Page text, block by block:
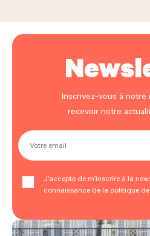
Inscrivez-vous à
recevoir notre
Votre email
J’accepte de m’inscrire à la
connaissance de la politique